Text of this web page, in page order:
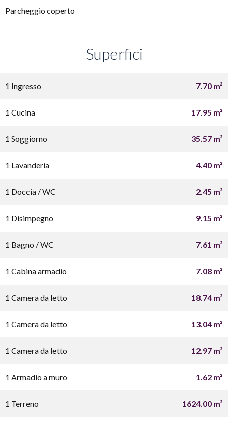
Parcheggio coperto
Superfici
1 Ingresso 7.70 m²
1 Cucina 17.95 m²
1 Soggiorno 35.57 m²
1 Lavanderia 4.40 m²
1 Doccia / WC 2.45 m²
1 Disimpegno 9.15 m²
1 Bagno / WC 7.61 m²
1 Cabina armadio 7.08 m²
1 Camera da letto 18.74 m²
1 Camera da letto 13.04 m²
1 Camera da letto 12.97 m²
1 Armadio a muro 1.62 m²
1 Terreno 1624.00 m²